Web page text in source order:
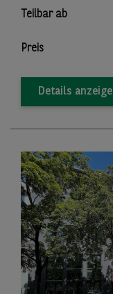
Teilbar ab
Preis
Details